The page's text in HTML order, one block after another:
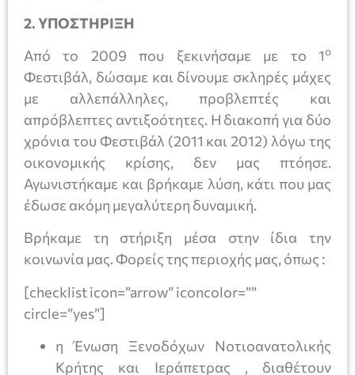
2. ΥΠΟΣΤΗΡΙΞΗ
Από το 2009 που ξεκινήσαμε με το 1ο
Φεστιβάλ, δώσαμε και δίνουμε σκληρές μάχες
με αλλεπάλληλες, προβλεπτές και
απρόβλεπτες αντιξοότητες. Η διακοπή για δύο
χρόνια του Φεστιβάλ (2011 και 2012) λόγω της
οικονομικής κρίσης, δεν μας πτόησε.
Αγωνιστήκαμε και βρήκαμε λύση, κάτι που μας
έδωσε ακόμη μεγαλύτερη δυναμική.
Βρήκαμε τη στήριξη μέσα στην ίδια την
κοινωνία μας. Φορείς της περιοχής μας, όπως :
[checklist icon=”arrow” iconcolor=””
circle=”yes”]
η Ένωση Ξενοδόχων Νοτιοανατολικής
Κρήτης και Ιεράπετρας , διαθέτουν